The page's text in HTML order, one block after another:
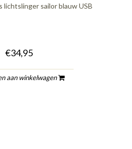
lichtslinger sailor blauw USB
€34,95
aan winkelwagen